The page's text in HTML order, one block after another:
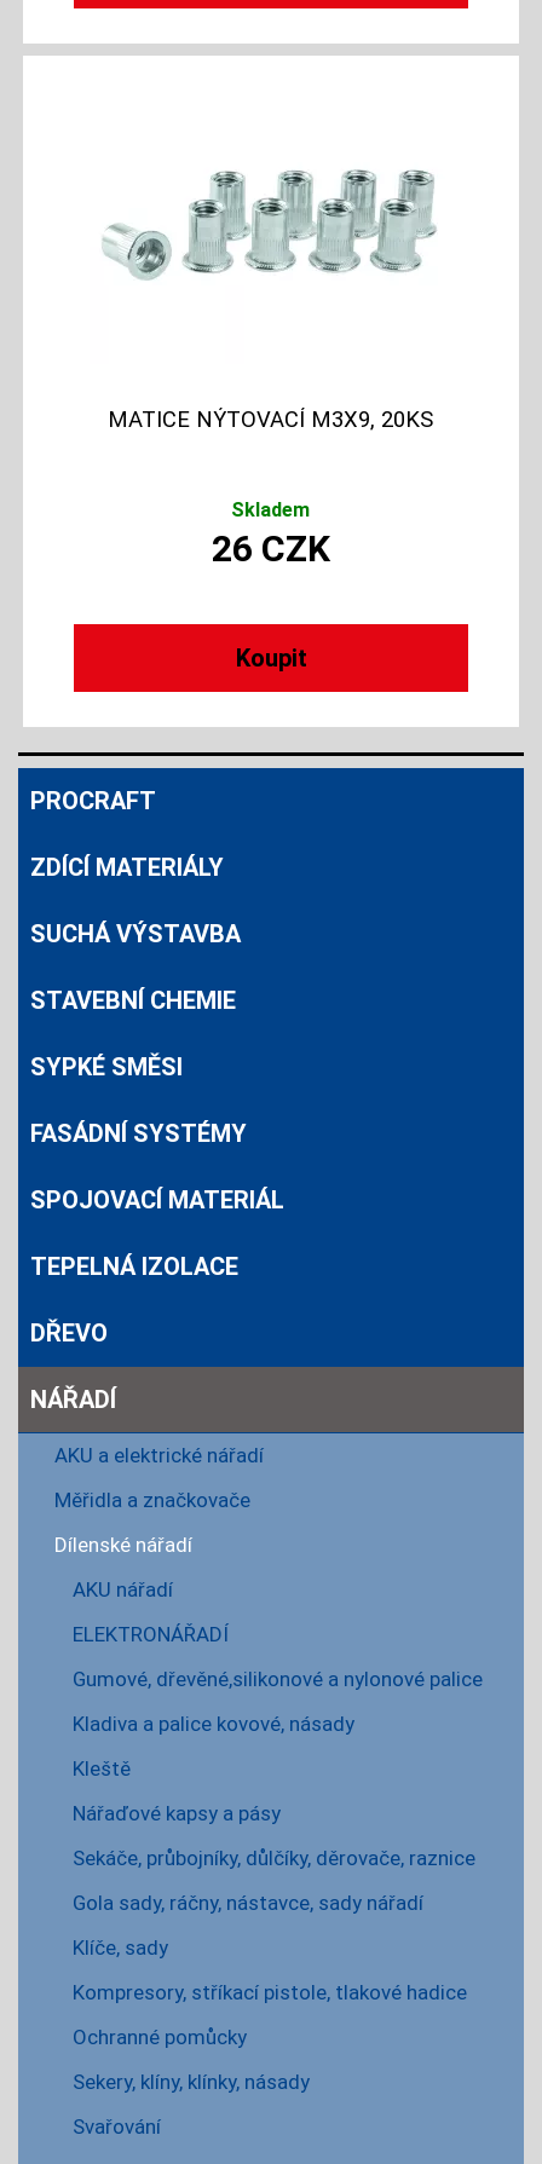
MATICE NÝTOVACÍ M3X9, 20KS
Skladem
26 CZK
PROCRAFT
ZDÍCÍ MATERIÁLY
SUCHÁ VÝSTAVBA
STAVEBNÍ CHEMIE
SYPKÉ SMĚSI
FASÁDNÍ SYSTÉMY
SPOJOVACÍ MATERIÁL
TEPELNÁ IZOLACE
DŘEVO
NÁŘADÍ
AKU a elektrické nářadí
Měřidla a značkovače
Dílenské nářadí
AKU nářadí
ELEKTRONÁŘADÍ
Gumové, dřevěné,silikonové a nylonové palice
Kladiva a palice kovové, násady
Kleště
Nářaďové kapsy a pásy
Sekáče, průbojníky, důlčíky, děrovače, raznice
Gola sady, ráčny, nástavce, sady nářadí
Klíče, sady
Kompresory, stříkací pistole, tlakové hadice
Ochranné pomůcky
Sekery, klíny, klínky, násady
Svařování